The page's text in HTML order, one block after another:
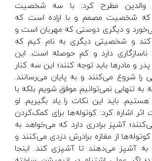
والدین مطرح کرد: با سه شخصیت
که شخصیت مصمم و با اراده است که
و دیگری دوستی که مهربان است و
و شخصیتی دیگری به نام کیم که
دارد و کم حوصله است. این
و مادرها باید توجه کنند؛ این سه کنار
را شروع می‌کنند و به پایان می‌رسانند.
تنهایی نمی‌توانیم موفق شویم بلکه با
باید این نکات را یاد بگیریم. او
اشاره کرد: کوتوله‌ها برای کمک‌کردن
آشپز برادری دارد که می‌خواهد به
کوتوله‌ها از مغازه برادرش دزدی می‌کنند و
به آشپز می‌دهند تا آشپزی کند. اینجا